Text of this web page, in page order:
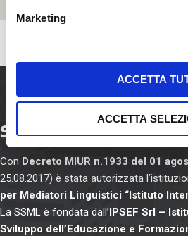
s
e
n
s
o
Marketing
ACCETTA
ACCETTA
SSML Internazionale
Con Decreto MIUR n.1933 del 01
25.08.2017) è stata autorizzata
per Mediatori Linguistici “Istituto
La SSML è fondata dall’IPSEF Srl –
Sviluppo dell’Educazione e